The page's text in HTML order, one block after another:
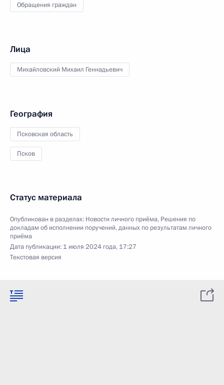
Обращения граждан
Лица
Михайловский Михаил Геннадьевич
География
Псковская область
Псков
Статус материала
Опубликован в разделах: Новости личного приёма, Решения по
докладам об исполнении поручений, данных по результатам личного
приёма
Дата публикации: 1 июля 2024 года, 17:27
Текстовая версия